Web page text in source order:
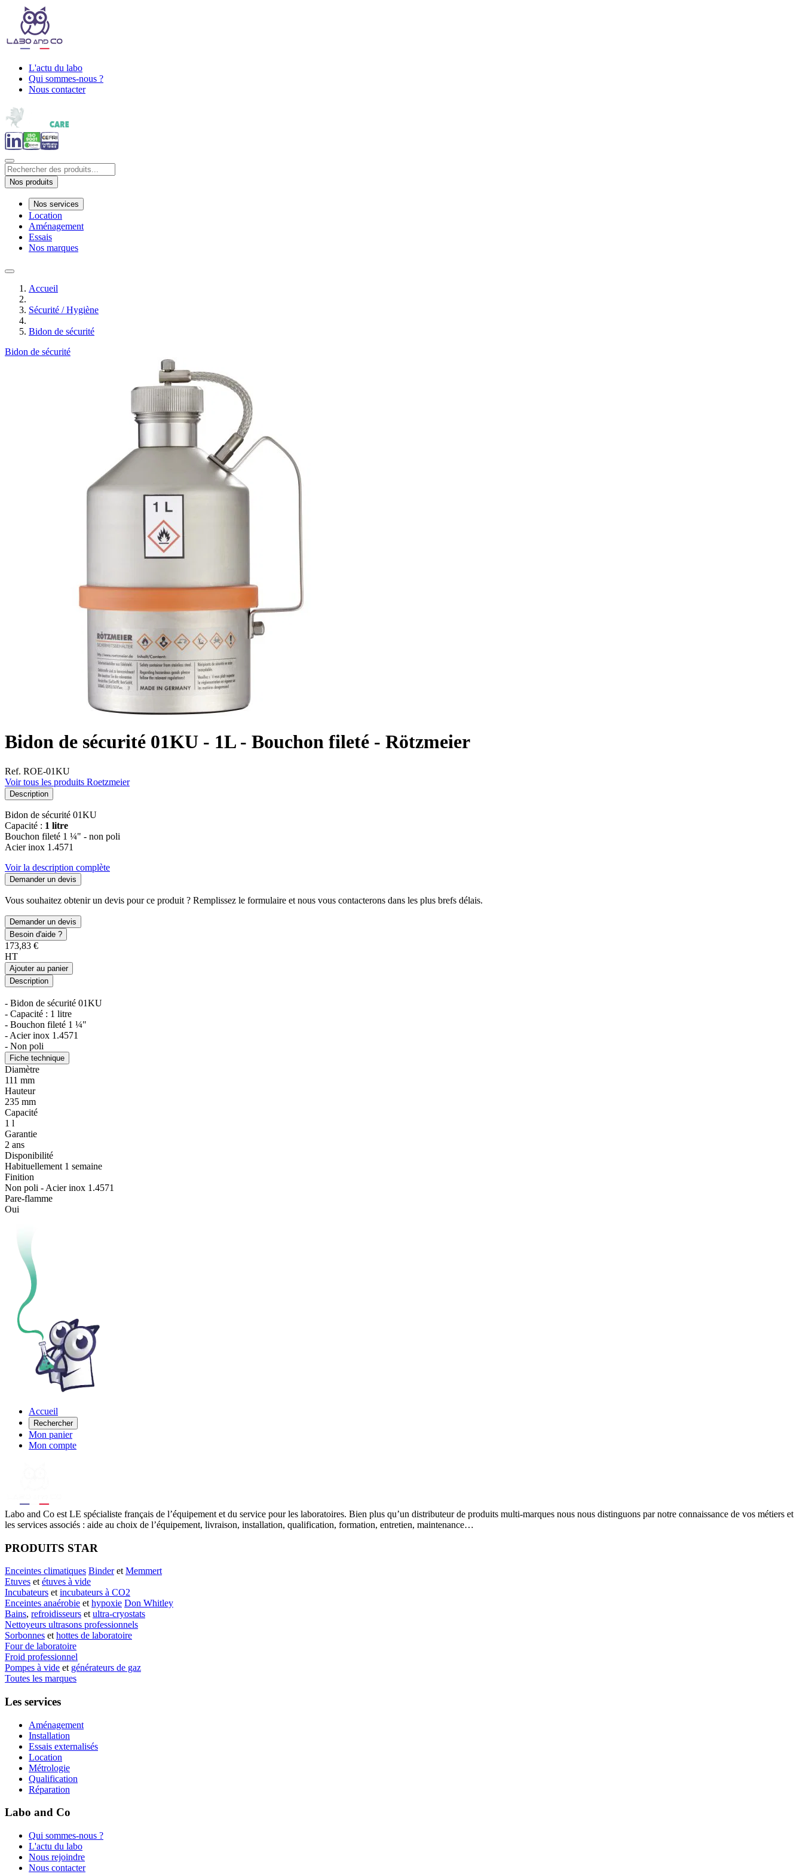
L'actu du labo
Qui sommes-nous ?
Nous contacter
Nos produits
Nos services
Location
Aménagement
Essais
Nos marques
Accueil
Sécurité / Hygiène
Bidon de sécurité
Bidon de sécurité
Bidon de sécurité 01KU - 1L - Bouchon fileté - Rötzmeier
Ref. ROE-01KU
Voir tous les produits Roetzmeier
Description
Bidon de sécurité 01KU
Capacité : 1 litre
Bouchon fileté 1 ¼" - non poli
Acier inox 1.4571
Voir la description complète
Demander un devis
Vous souhaitez obtenir un devis pour ce produit ? Remplissez le formulaire et nous vous contacterons dans les plus brefs délais.
Demander un devis
Besoin d'aide ?
173,83 €
HT
Ajouter au panier
Description
- Bidon de sécurité 01KU
- Capacité : 1 litre
- Bouchon fileté 1 ¼"
- Acier inox 1.4571
- Non poli
Fiche technique
Diamètre
111 mm
Hauteur
235 mm
Capacité
1 l
Garantie
2 ans
Disponibilité
Habituellement 1 semaine
Finition
Non poli - Acier inox 1.4571
Pare-flamme
Oui
Accueil
Rechercher
Mon panier
Mon compte
Labo and Co est LE spécialiste français de l’équipement et du service pour les laboratoires. Bien plus qu’un distributeur de produits multi-marques nous nous distinguons par notre connaissance de vos métiers et
les services associés : aide au choix de l’équipement, livraison, installation, qualification, formation, entretien, maintenance…
PRODUITS STAR
Enceintes climatiques Binderet Memmert
Etuves et étuves à vide
Incubateurs et incubateurs à CO2
Enceintes anaérobie et hypoxie Don Whitley
Bains, refroidisseurs et ultra-cryostats
Nettoyeurs ultrasons professionnels
Sorbonnes et hottes de laboratoire
Four de laboratoire
Froid professionnel
Pompes à vide et générateurs de gaz
Toutes les marques
Les services
Aménagement
Installation
Essais externalisés
Location
Métrologie
Qualification
Réparation
Labo and Co
Qui sommes-nous ?
L'actu du labo
Nous rejoindre
Nous contacter